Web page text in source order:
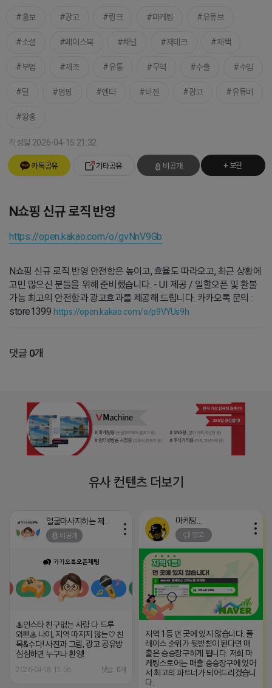
홍보 광고 링크 마케팅 유튜브
소셜 페이스북 채널 재테크 재택
부업 제조 유통 무역 수출 수입
딜 덤핑 엔터 비젼 광고 유튜버
왕홍
작성일 2026-04-15 21:32
카톡공유 기타공유 비공개 + 보관
N쇼핑 신규 로직 반영
https://open.kakao.com/o/gvNnV9Gb
N쇼핑 신규 로직 반영 안전함은 높이고, 효율도 따라오고, 최근 상황에
고민 많으신 분들을 위해 준비했습니다. - UI 제공 / 일할오픈 및 환불
가능 최고의 안전함과 광고효과를 제공해 드립니다. 카카오톡 문의 :
store1399 https://open.kakao.com/o/p9VYUs9h
댓글 0개
유사 컨텐츠 더보기
비공개
♨️인스타 친구없는 사람 다 드루
와!!!!♨️ 나이, 지역 따지지 않는♡ 친
목&수다! 사진과 그림, 광고 공유방
심심하면 누구나 환영!
2026-04-18 12:56 댓글: 0개
광고
지역 1등 먼 곳에 있지 않습니다. 플
레이스 순위가 뒷받침이 된다면 매
출은 승승장구하게 됩니다. 저희 마
케팅스토어는 매출 승승장구에 있어
서 최고의 파트너가 되어드리겠습니
다.